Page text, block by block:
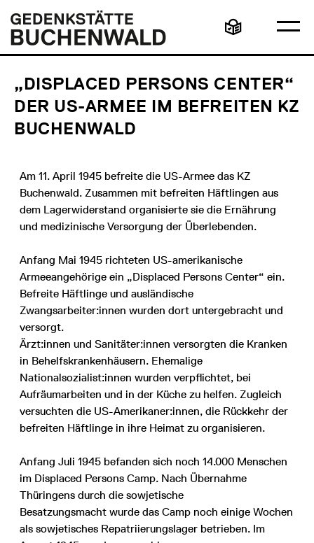
zum
Inhalt
Gedenkstätte
Buchenwald
Leichte
Sprache
„DISPLACED PERSONS CENTER“
DER US-ARMEE IM BEFREITEN KZ
BUCHENWALD
Am 11. April 1945 befreite die US-Armee das KZ
Buchenwald. Zusammen mit befreiten Häftlingen aus
dem Lagerwiderstand organisierte sie die Ernährung
und medizinische Versorgung der Überlebenden.
Anfang Mai 1945 richteten US-amerikanische
Armeeangehörige ein „Displaced Persons Center“ ein.
Befreite Häftlinge und ausländische
Zwangsarbeiter:innen wurden dort untergebracht und
versorgt.
Ärzt:innen und Sanitäter:innen versorgten die Kranken
in Behelfskrankenhäusern. Ehemalige
Nationalsozialist:innen wurden verpflichtet, bei
Aufräumarbeiten und in der Küche zu helfen. Zugleich
versuchten die US-Amerikaner:innen, die Rückkehr der
befreiten Häftlinge in ihre Heimat zu organisieren.
Anfang Juli 1945 befanden sich noch 14.000 Menschen
im Displaced Persons Camp. Nach Übernahme
Thüringens durch die sowjetische
Besatzungsmacht wurde das Camp noch einige Wochen
als sowjetisches Repatriierungslager betrieben. Im